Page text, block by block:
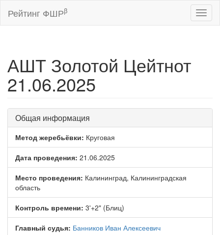
Рейтинг ФШРβ
АШТ Золотой Цейтнот
21.06.2025
Общая информация
Метод жеребьёвки: Круговая
Дата проведения: 21.06.2025
Место проведения: Калининград, Калининградская
область
Контроль времени: 3'+2" (Блиц)
Главный судья: Банников Иван Алексеевич